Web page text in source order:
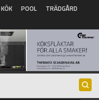
KÖK POOL
TRÄDGÅRD